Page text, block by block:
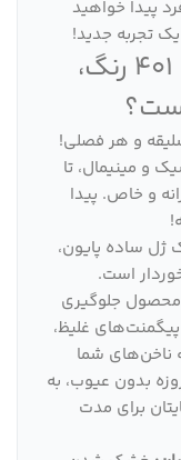
پیدا خواهید
تجربه جدید!
چرا لاک ژل ساده پایون با 401 رنگ،
سلیقه و هر فصلی!
و مینیمال، تا
و خاص. پیدا
ژل ساده پایون،
است.
جلوگیری
غلیظ،
ناخن‌های شما
و ماندگاری طولانی 50 تا 70 روزه بدون عیوب، به
برای مدت